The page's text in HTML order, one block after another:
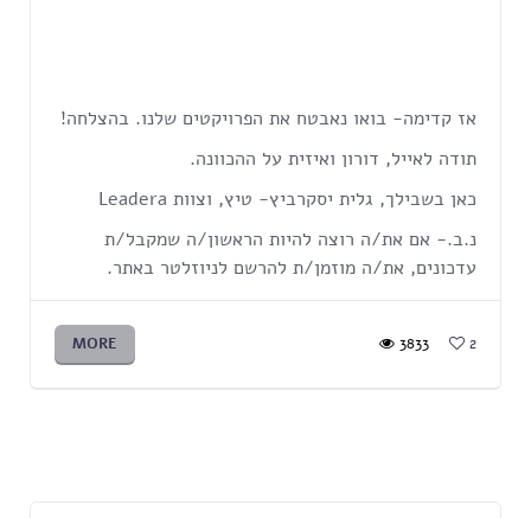
אז קדימה- בואו נאבטח את הפרויקטים שלנו. בהצלחה!
תודה לאייל, דורון ואיזית על ההכוונה.
כאן בשבילך, גלית יסקרביץ- טיץ, וצוות Leadera
נ.ב.- אם את/ה רוצה להיות הראשון/ה שמקבל/ת
עדכונים, את/ה מוזמן/ת להרשם לניוזלטר באתר.
MORE 3833 2